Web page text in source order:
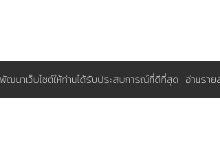
ฒนาเว็บไซต์ให้ท่านได้รับประสบการณ์ที่ดีที่สุด อ่านราย